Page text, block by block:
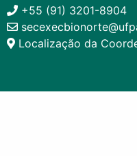
+55 (91) 3201-8904
Localização da